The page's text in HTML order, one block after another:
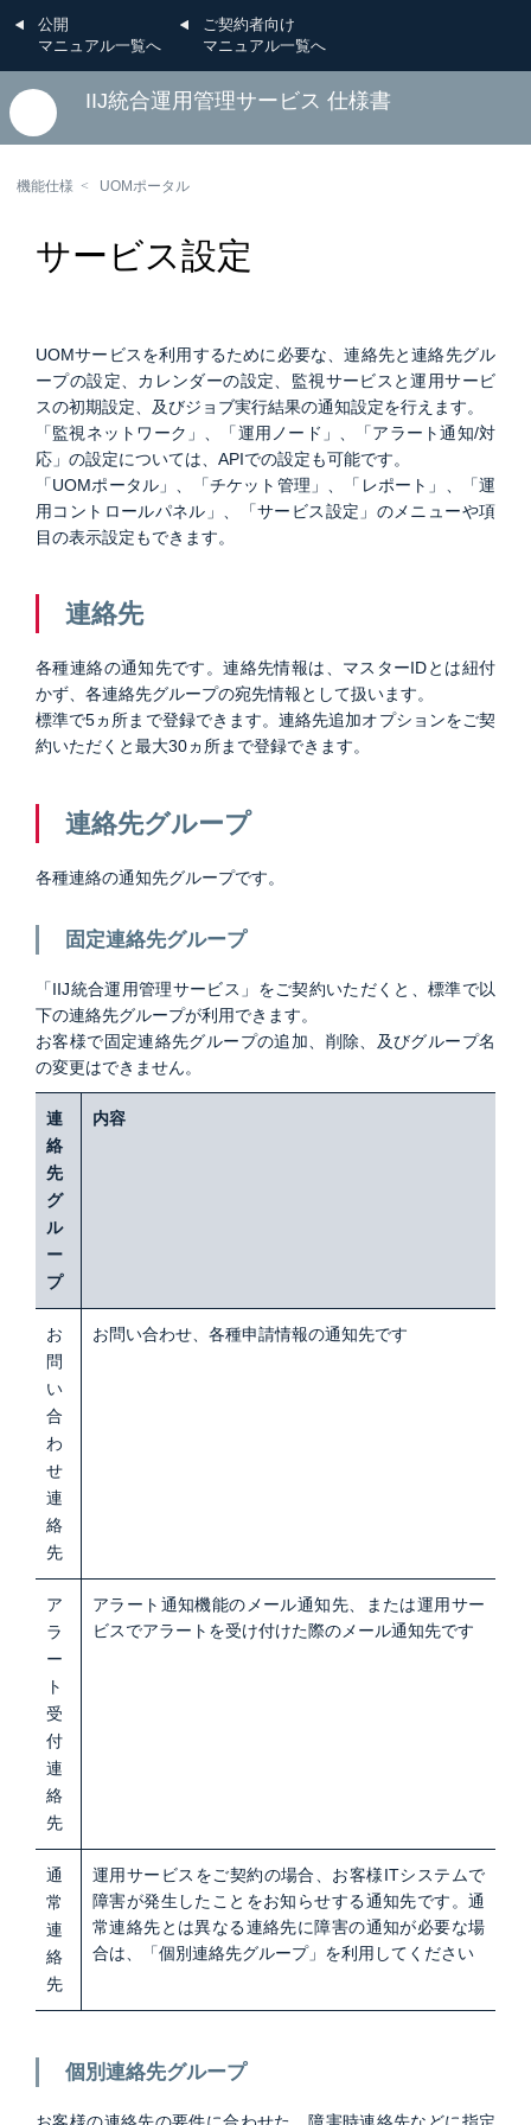
公開
マニュアル一覧へ
ご契約者向け
マニュアル一覧へ
IIJ統合運用管理サービス 仕様書
機能仕様 UOMポータル
サービス設定
UOMサービスを利用するために必要な、連絡先と連絡先グル
ープの設定、カレンダーの設定、監視サービスと運用サービ
スの初期設定、及びジョブ実行結果の通知設定を行えます。
「監視ネットワーク」、「運用ノード」、「アラート通知/対
応」の設定については、APIでの設定も可能です。
「UOMポータル」、「チケット管理」、「レポート」、「運
用コントロールパネル」、「サービス設定」のメニューや項
目の表示設定もできます。
連絡先
各種連絡の通知先です。連絡先情報は、マスターIDとは紐付
かず、各連絡先グループの宛先情報として扱います。
標準で5ヵ所まで登録できます。連絡先追加オプションをご契
約いただくと最大30ヵ所まで登録できます。
連絡先グループ
各種連絡の通知先グループです。
固定連絡先グループ
「IIJ統合運用管理サービス」をご契約いただくと、標準で以
下の連絡先グループが利用できます。
お客様で固定連絡先グループの追加、削除、及びグループ名
の変更はできません。
連
絡
先
グ
ル
ー
プ
内容
お
問
い
合
わ
せ
連
絡
先
お問い合わせ、各種申請情報の通知先です
ア
ラ
ー
ト
受
付
連
絡
先
アラート通知機能のメール通知先、または運用サー
ビスでアラートを受け付けた際のメール通知先です
通
常
連
絡
先
運用サービスをご契約の場合、お客様ITシステムで
障害が発生したことをお知らせする通知先です。通
常連絡先とは異なる連絡先に障害の通知が必要な場
合は、「個別連絡先グループ」を利用してください
個別連絡先グループ
お客様の連絡先の要件に合わせた、障害時連絡先などに指定